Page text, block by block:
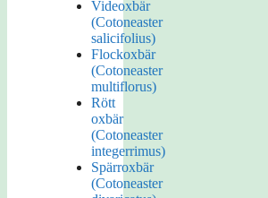
Videoxbär
(Cotoneaster
salicifolius)
Flockoxbär
(Cotoneaster
multiflorus)
Rött
oxbär
(Cotoneaster
integerrimus)
Spärroxbär
(Cotoneaster